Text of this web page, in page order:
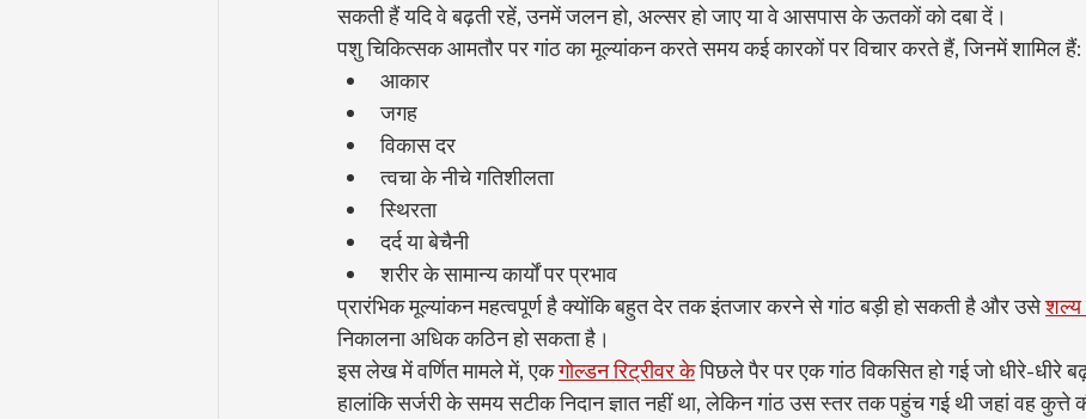
सकती हैं यदि वे बढ़ती रहें, उनमें जलन हो, अल्सर हो जाए या वे आसपास के ऊतकों को दबा दें।
पशु चिकित्सक आमतौर पर गांठ का मूल्यांकन करते समय कई कारकों पर विचार करते हैं, जिनमें शामिल हैं:
आकार
जगह
विकास दर
त्वचा के नीचे गतिशीलता
स्थिरता
दर्द या बेचैनी
शरीर के सामान्य कार्यों पर प्रभाव
प्रारंभिक मूल्यांकन महत्वपूर्ण है क्योंकि बहुत देर तक इंतजार करने से गांठ बड़ी हो सकती है और उसे शल्य
निकालना अधिक कठिन हो सकता है।
इस लेख में वर्णित मामले में, एक गोल्डन रिट्रीवर के पिछले पैर पर एक गांठ विकसित हो गई जो धीरे-धीरे
हालांकि सर्जरी के समय सटीक निदान ज्ञात नहीं था, लेकिन गांठ उस स्तर तक पहुंच गई थी जहां वह कुत्ते